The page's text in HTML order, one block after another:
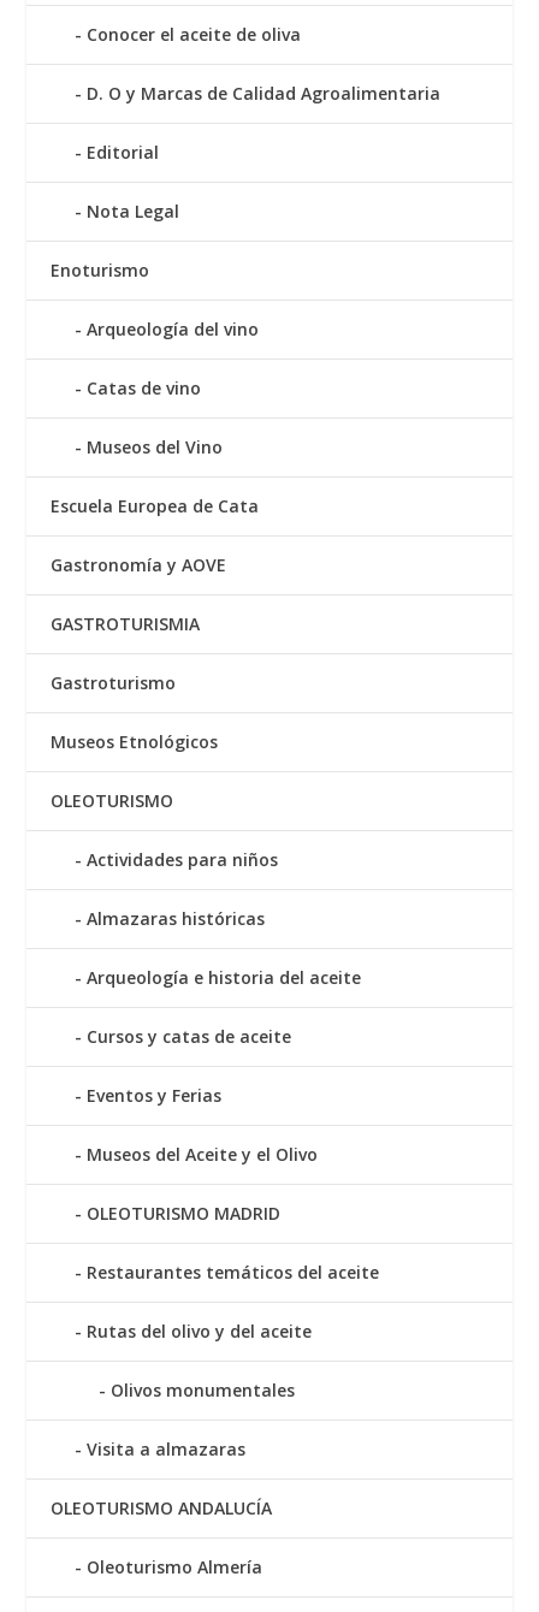
Conocer el aceite de oliva
D. O y Marcas de Calidad Agroalimentaria
Editorial
Nota Legal
Enoturismo
Arqueología del vino
Catas de vino
Museos del Vino
Escuela Europea de Cata
Gastronomía y AOVE
GASTROTURISMIA
Gastroturismo
Museos Etnológicos
OLEOTURISMO
Actividades para niños
Almazaras históricas
Arqueología e historia del aceite
Cursos y catas de aceite
Eventos y Ferias
Museos del Aceite y el Olivo
OLEOTURISMO MADRID
Restaurantes temáticos del aceite
Rutas del olivo y del aceite
Olivos monumentales
Visita a almazaras
OLEOTURISMO ANDALUCÍA
Oleoturismo Almería